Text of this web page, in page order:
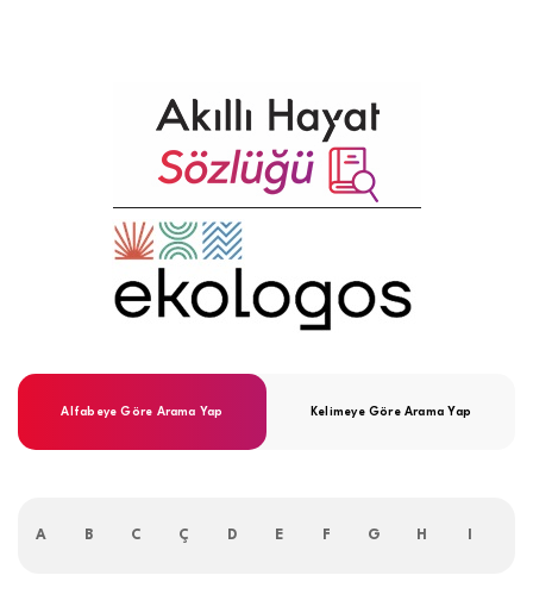
Alfabeye Göre Arama Yap Kelimeye Göre Arama Yap
A B C Ç D E F G H